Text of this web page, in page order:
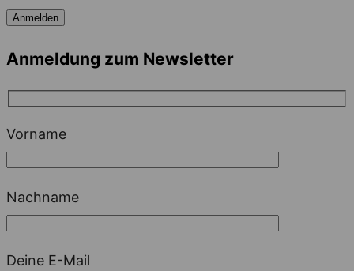
Anmeldung zum Newsletter
Vorname
Nachname
Deine E-Mail